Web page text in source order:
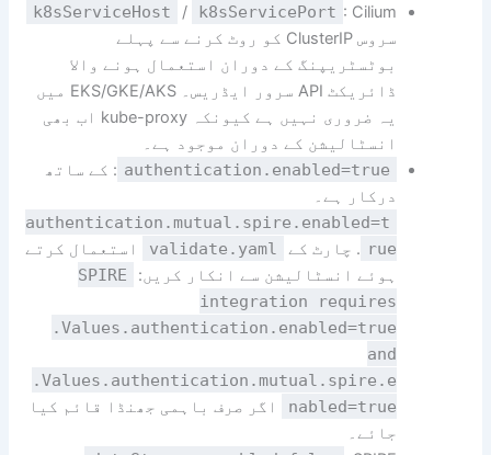
k8sServiceHost / k8sServicePort : Cilium
سروس ClusterIP کو روٹ کرنے سے پہلے
بوٹسٹریپنگ کے دوران استعمال ہونے والا
ڈائریکٹ API سرور ایڈریس۔ EKS/GKE/AKS میں
یہ ضروری نہیں ہے کیونکہ kube-proxy اب بھی
انسٹالیشن کے دوران موجود ہے۔
authentication.enabled=true : کے ساتھ
درکار ہے۔
authentication.mutual.spire.enabled=t
rue . چارٹ کے validate.yaml
استعمال کرتے
ہوئے انسٹالیشن سے انکار کریں:
SPIRE
integration requires
.Values.authentication.enabled=true
and
.Values.authentication.mutual.spire.e
nabled=true
اگر صرف باہمی جھنڈا قائم کیا
جائے۔